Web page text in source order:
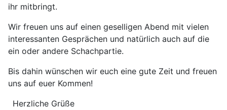
ihr mitbringt.
Wir freuen uns auf einen geselligen Abend mit vielen
interessanten Gesprächen und natürlich auch auf die
ein oder andere Schachpartie.
Bis dahin wünschen wir euch eine gute Zeit und freuen
uns auf euer Kommen!
Herzliche Grüße